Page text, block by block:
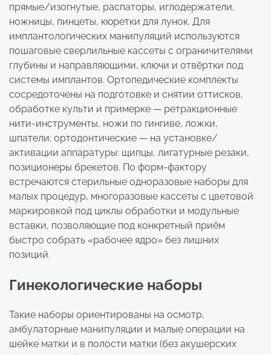
прямые/изогнутые, распаторы, иглодержатели,
ножницы, пинцеты, кюретки для лунок. Для
имплантологических манипуляций используются
пошаговые сверлильные кассеты с ограничителями
глубины и направляющими, ключи и отвёртки под
системы имплантов. Ортопедические комплекты
сосредоточены на подготовке и снятии оттисков,
обработке культи и примерке — ретракционные
нити-инструменты, ножи по гингиве, ложки,
шпатели; ортодонтические — на установке/
активации аппаратуры: щипцы, лигатурные резаки,
позиционеры брекетов. По форм-фактору
встречаются стерильные одноразовые наборы для
малых процедур, многоразовые кассеты с цветовой
маркировкой под циклы обработки и модульные
вставки, позволяющие под конкретный приём
быстро собрать «рабочее ядро» без лишних
позиций.
Гинекологические наборы
Такие наборы ориентированы на осмотр,
амбулаторные манипуляции и малые операции на
шейке матки и в полости матки (без акушерских